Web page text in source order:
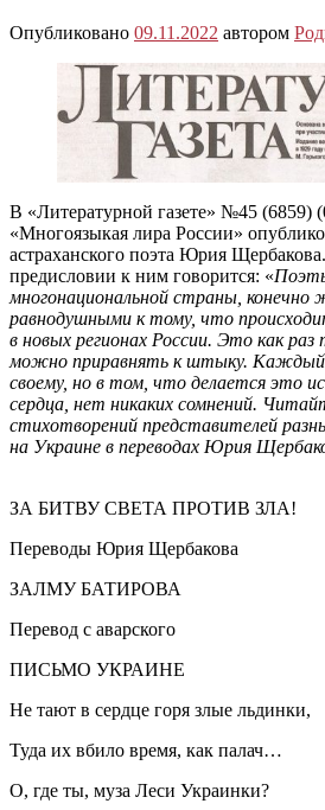
Опубликовано 09.11.2022 автором
В «Литературной газете» №45 (6859)
«Многоязыкая лира России»
астраханского поэта Юрия
предисловии к ним говорится: «
многонациональной страны, конечно
равнодушными к тому, что
в новых регионах России. Это как раз
можно приравнять к штыку.
своему, но в том, что делается это
сердца, нет никаких сомнений.
стихотворений представителей
на Украине в переводах Юрия
ЗА БИТВУ СВЕТА ПРОТИВ ЗЛА!
Переводы Юрия Щербакова
ЗАЛМУ БАТИРОВА
Перевод с аварского
ПИСЬМО УКРАИНЕ
Не тают в сердце горя злые льдинки,
Туда их вбило время, как палач…
О, где ты, муза Леси Украинки?